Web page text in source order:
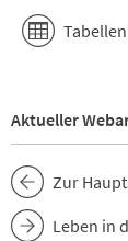
Aktueller
Zur
Leben in